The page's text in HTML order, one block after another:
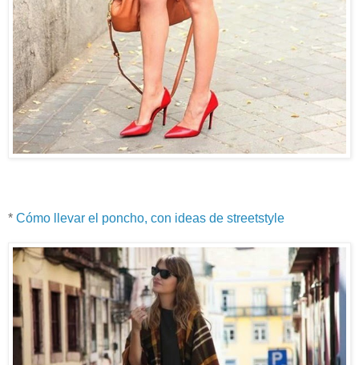
* Cómo llevar el poncho, con ideas de streetstyle